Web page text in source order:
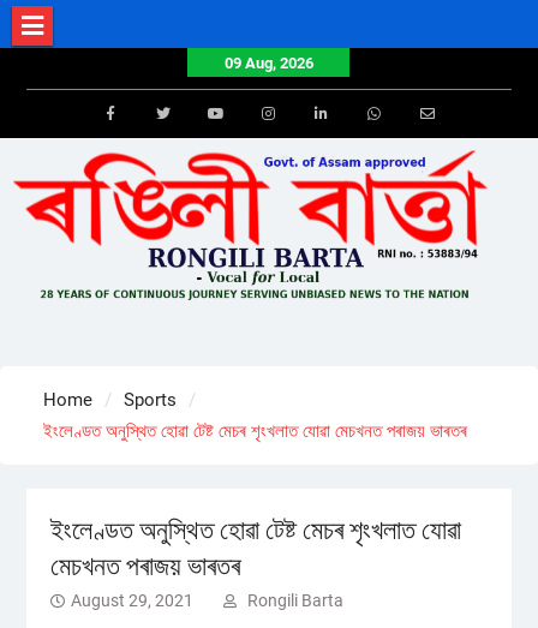
Skip
to
09 Aug, 2026
FacebookTwitterYoutube Email
Home
Sports
ইংলেণ্ডত অনুস্থিত হোৱা টেষ্ট মেচৰ শৃংখলাত যোৱা মেচখনত পৰাজয় ভাৰতৰ
ইংলেণ্ডত অনুস্থিত হোৱা টেষ্ট মেচৰ শৃংখলাত যোৱা
মেচখনত পৰাজয় ভাৰতৰ
August 29, 2021 Rongili Barta